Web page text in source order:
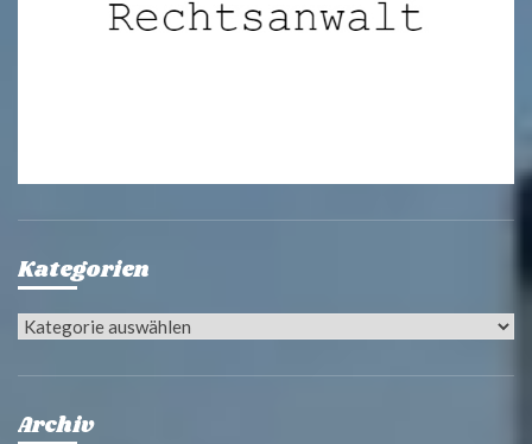
Kategorien
Kategorien
Archiv